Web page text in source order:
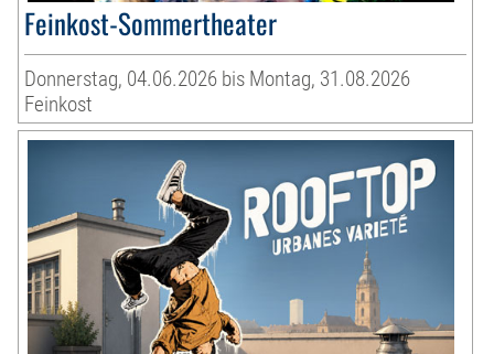
Feinkost-Sommertheater
Donnerstag, 04.06.2026 bis Montag, 31.08.2026
Feinkost